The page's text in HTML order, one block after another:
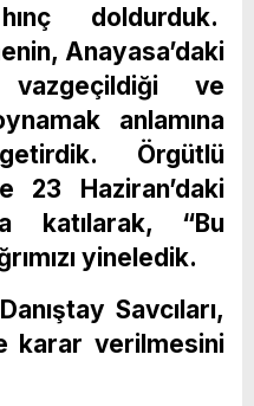
doldurduk.
Anayasa’daki
ve
anlamına
Örgütlü
23 Haziran’daki
katılarak, “Bu
yineledik.
Savcıları,
karar verilmesini